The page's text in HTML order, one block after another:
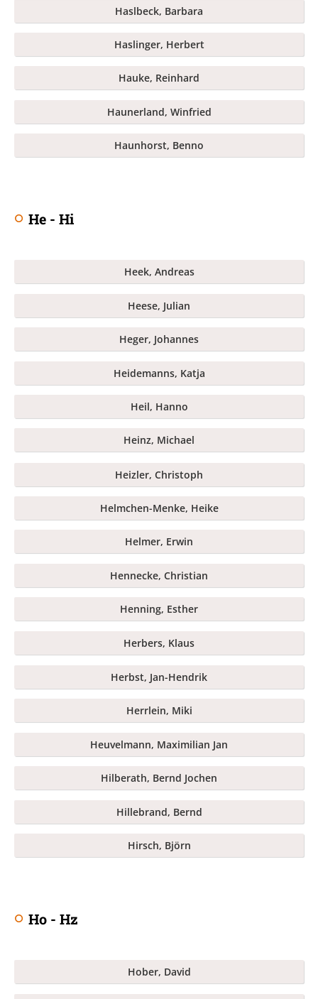
Haslbeck, Barbara
Haslinger, Herbert
Hauke, Reinhard
Haunerland, Winfried
Haunhorst, Benno
He - Hi
Heek, Andreas
Heese, Julian
Heger, Johannes
Heidemanns, Katja
Heil, Hanno
Heinz, Michael
Heizler, Christoph
Helmchen-Menke, Heike
Helmer, Erwin
Hennecke, Christian
Henning, Esther
Herbers, Klaus
Herbst, Jan-Hendrik
Herrlein, Miki
Heuvelmann, Maximilian Jan
Hilberath, Bernd Jochen
Hillebrand, Bernd
Hirsch, Björn
Ho - Hz
Hober, David